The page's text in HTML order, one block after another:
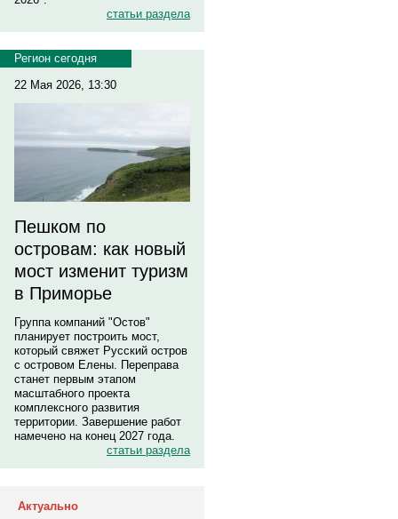
статьи раздела
Регион сегодня
22 Мая 2026, 13:30
Пешком по
островам: как новый
мост изменит туризм
в Приморье
Группа компаний "Остов"
планирует построить мост,
который свяжет Русский остров
с островом Елены. Переправа
станет первым этапом
масштабного проекта
комплексного развития
территории. Завершение работ
намечено на конец 2027 года.
статьи раздела
Актуально